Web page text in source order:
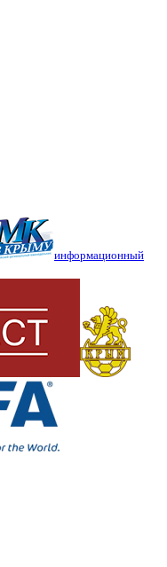
информационный